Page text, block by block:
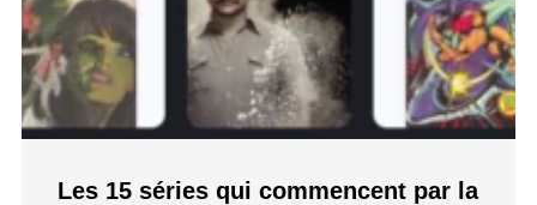
Les 15 séries qui commencent par la